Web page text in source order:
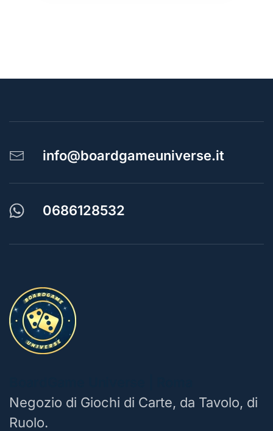
info@boardgameuniverse.it
0686128532
Negozio di Giochi di Carte, da Tavolo, di
Ruolo.